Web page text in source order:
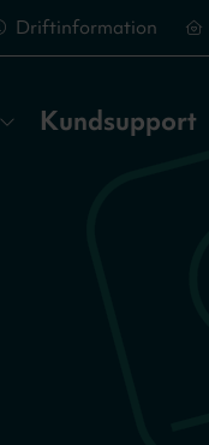
Driftinformation
Aktivera tjänster
Kundsupport